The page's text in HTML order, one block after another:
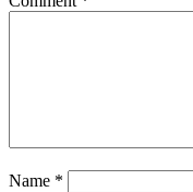
Name *